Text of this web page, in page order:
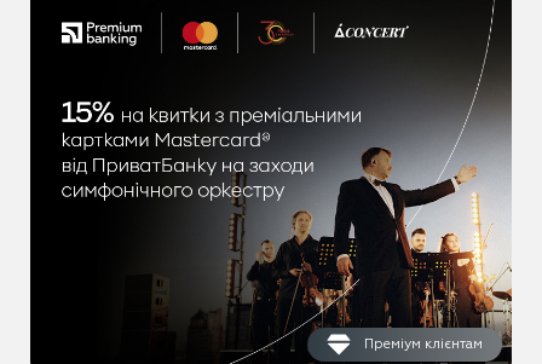
Преміум клієнтам